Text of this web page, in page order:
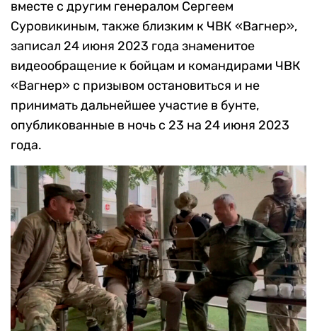
вместе с другим генералом Сергеем
Суровикиным, также близким к ЧВК «Вагнер»,
записал 24 июня 2023 года знаменитое
видеообращение к бойцам и командирами ЧВК
«Вагнер» с призывом остановиться и не
принимать дальнейшее участие в бунте,
опубликованные в ночь с 23 на 24 июня 2023
года.